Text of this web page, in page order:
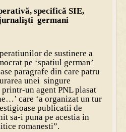
specifică SIE,
germani
de sustinere a
pe ‘spatiul german’
paragrafe din care patru
unei singure
printr-un agent PNL plasat
care ‘a organizat un tur
publicatii de
sa-i puna pe acestia in
romanesti”.